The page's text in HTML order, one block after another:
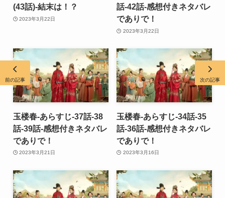
(43話)-結末は！？
2023年3月22日
話-42話-感想付きネタバレ
でありで！
2023年3月22日
玉楼春-あらすじ-37話-38
話-39話-感想付きネタバレ
でありで！
2023年3月21日
玉楼春-あらすじ-34話-35
話-36話-感想付きネタバレ
でありで！
2023年3月16日
前の記事 次の記事